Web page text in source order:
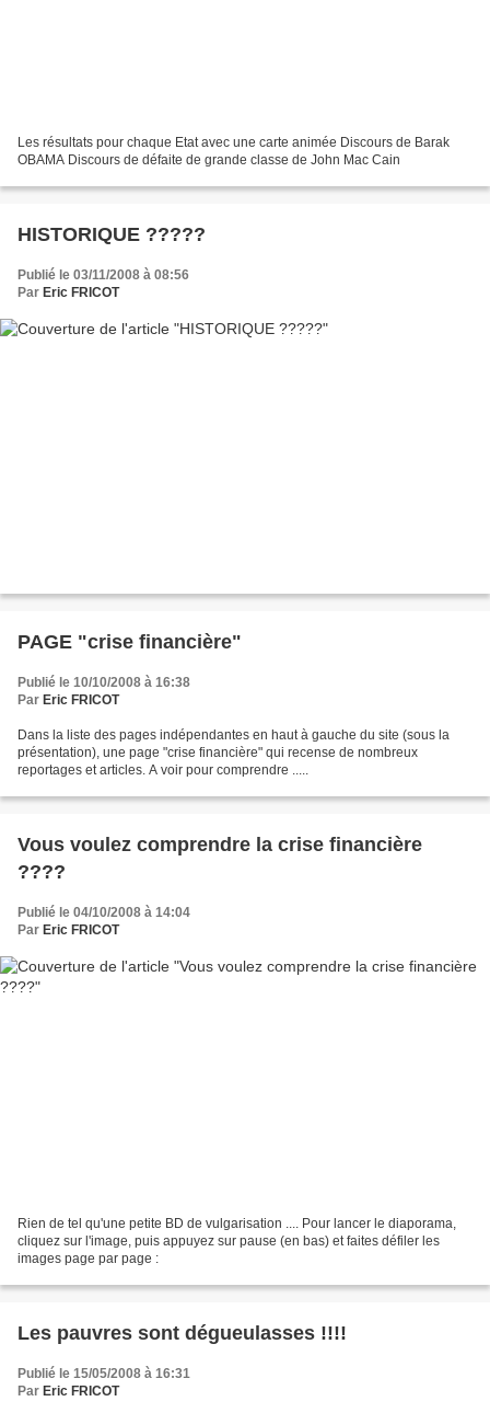
Les résultats pour chaque Etat avec une carte animée Discours de Barak
OBAMA Discours de défaite de grande classe de John Mac Cain
HISTORIQUE ?????
Publié le 03/11/2008 à 08:56
Par Eric FRICOT
PAGE "crise financière"
Publié le 10/10/2008 à 16:38
Par Eric FRICOT
Dans la liste des pages indépendantes en haut à gauche du site (sous la
présentation), une page "crise financière" qui recense de nombreux
reportages et articles. A voir pour comprendre .....
Vous voulez comprendre la crise financière
????
Publié le 04/10/2008 à 14:04
Par Eric FRICOT
Rien de tel qu'une petite BD de vulgarisation .... Pour lancer le diaporama,
cliquez sur l'image, puis appuyez sur pause (en bas) et faites défiler les
images page par page :
Les pauvres sont dégueulasses !!!!
Publié le 15/05/2008 à 16:31
Par Eric FRICOT